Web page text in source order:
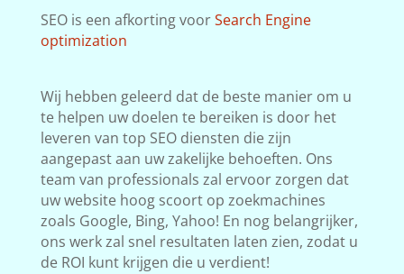
SEO is een afkorting voorSearch Engine
optimization
Wij hebben geleerd dat de beste manier om u
te helpen uw doelen te bereiken is door het
leveren van top SEO diensten die zijn
aangepast aan uw zakelijke behoeften. Ons
team van professionals zal ervoor zorgen dat
uw website hoog scoort op zoekmachines
zoals Google, Bing, Yahoo! En nog belangrijker,
ons werk zal snel resultaten laten zien, zodat u
de ROI kunt krijgen die u verdient!